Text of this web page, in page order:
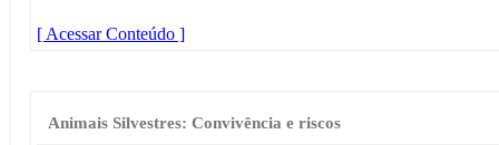
[ Acessar Conteúdo ]
Animais Silvestres: Convivência e riscos